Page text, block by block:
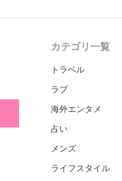
カテゴリ一覧
トラベル
ラブ
海外エンタメ
占い
メンズ
ライフスタイル